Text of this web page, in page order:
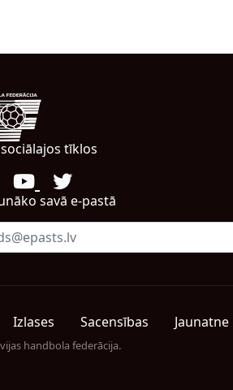
tīklos
savā e-pastā
Izlases Sacensības Jaunatne
handbola federācija.